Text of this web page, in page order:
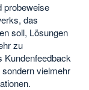
probeweise
das
soll, Lösungen
zu
Kundenfeedback
vielmehr